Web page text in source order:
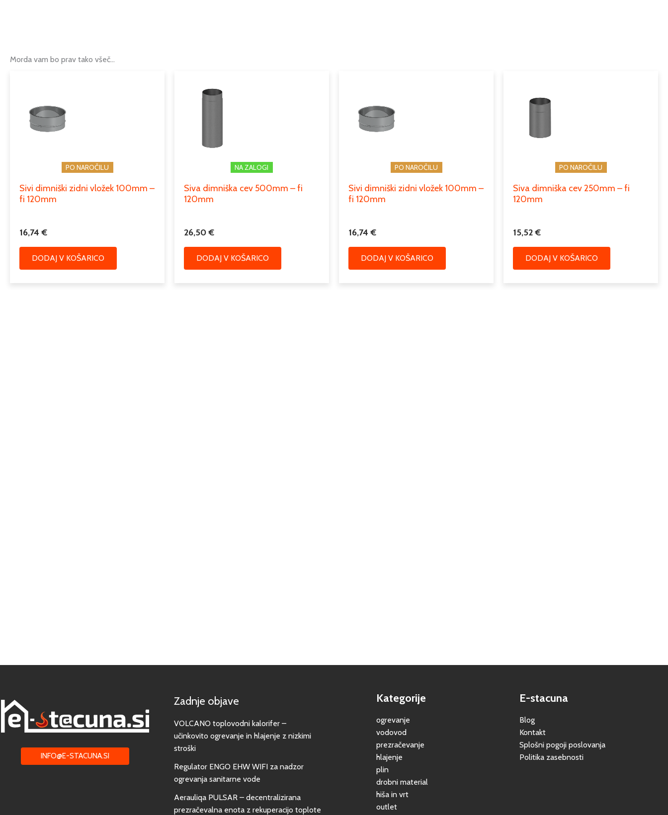
Morda vam bo prav tako všeč…
PO NAROČILU
Sivi dimniški zidni vložek 100mm –
fi 120mm
16,74€
DODAJ V KOŠARICO
NA ZALOGI
Siva dimniška cev 500mm – fi
120mm
26,50€
DODAJ V KOŠARICO
PO NAROČILU
Sivi dimniški zidni vložek 100mm –
fi 120mm
16,74€
DODAJ V KOŠARICO
PO NAROČILU
Siva dimniška cev 250mm – fi
120mm
15,52€
DODAJ V KOŠARICO
INFO@E-STACUNA.SI
Zadnje objave
VOLCANO toplovodni kalorifer –
učinkovito ogrevanje in hlajenje z nizkimi
stroški
Regulator ENGO EHW WIFI za nadzor
ogrevanja sanitarne vode
Aerauliqa PULSAR – decentralizirana
prezračevalna enota z rekuperacijo toplote
Kategorije
ogrevanje
vodovod
prezračevanje
hlajenje
plin
drobni material
hiša in vrt
outlet
E-stacuna
Blog
Kontakt
Splošni pogoji poslovanja
Politika zasebnosti